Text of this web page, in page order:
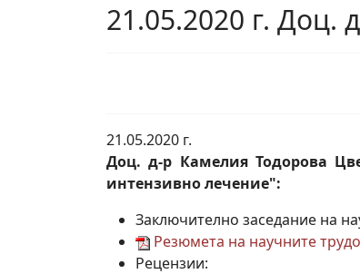
21.05.2020 г. Доц.
21.05.2020 г.
Доц. д-р Камелия Тодорова
интензивно лечение":
Заключително заседание на
Резюмета на научните
Рецензии: